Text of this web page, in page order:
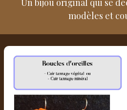
Un bijou original qui se
modèles et